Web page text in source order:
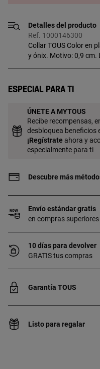
Detalles del producto
Ref. 1000146300
Collar TOUS Color en
y ónix. Motivo: 0,9 cm.
Especial para ti
ÚNETE A MYTOUS
Recibe recompensas,
desbloquea beneficios
¡Regístrate ahora y
especialmente para ti
Descubre más
Envío estándar gratis
en compras
10 días para devolver
GRATIS tus compras
Garantía TOUS
Listo para regalar